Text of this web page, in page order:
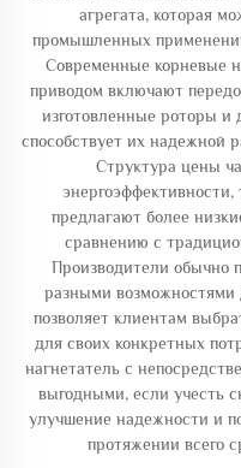
агрегата, которая
промышленных
Современные корневые
приводом включают
изготовленные роторы и
способствует их надежной
Структура цены
энергоэффективности,
предлагают более
сравнению с
Производители обычно
разными возможностями
позволяет клиентам
для своих конкретных
нагнетатель с
выгодными, если учесть
улучшение надежности и
протяжении всего